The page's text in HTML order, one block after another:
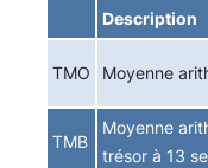
Description
TMO Moyenne
TMB
Moyenne
trésor à 13